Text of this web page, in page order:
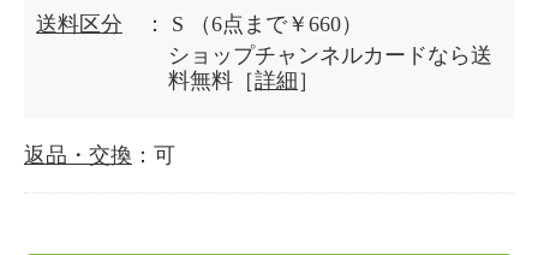
送料区分 ： S
（6点まで￥660）
ショップチャンネルカードなら送
料無料［詳細 ］
返品・交換 ：可